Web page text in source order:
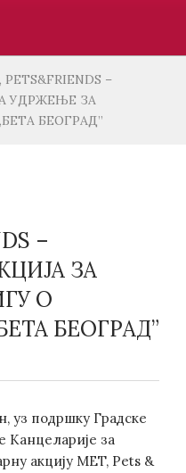
PETS&FRIENDS –
УДРЖЕЊЕ ЗА
БЕОГРАД”
–
ЗА
О
БЕОГРАД”
уз подршку Градске
Канцеларије за
акцију MET, Pets &